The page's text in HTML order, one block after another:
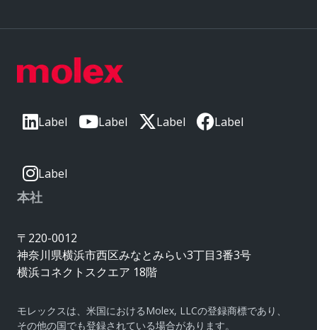
Label Label Label Label
Label
本社
〒220-0012
神奈川県横浜市西区みなとみらい3丁目3番3号
横浜コネクトスクエア 18階
モレックスは、米国におけるMolex, LLCの登録商標であり、
その他の国でも登録されている場合があります。